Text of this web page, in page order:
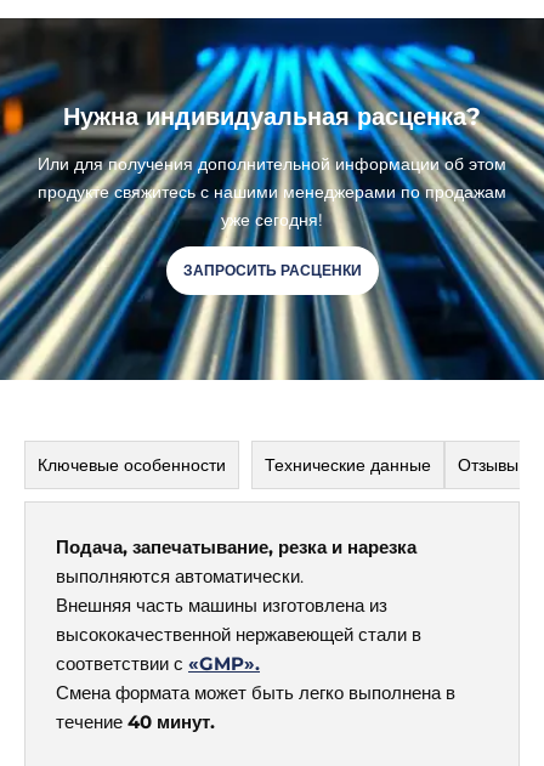
Нужна индивидуальная расценка?
Или для получения дополнительной информации об этом
продукте свяжитесь с нашими менеджерами по продажам
уже сегодня!
ЗАПРОСИТЬ РАСЦЕНКИ
Ключевые особенности Технические данные Отзывы
Подача, запечатывание, резка и нарезка
выполняются автоматически.
Внешняя часть машины изготовлена из
высококачественной нержавеющей стали в
соответствии с «GMP».
Смена формата может быть легко выполнена в
течение 40 минут.